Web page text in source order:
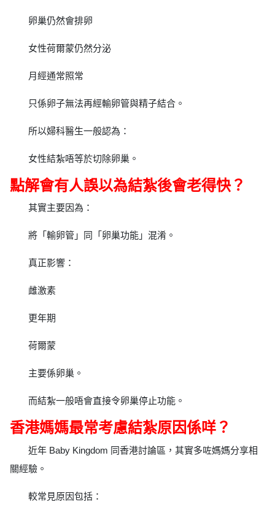
卵巢仍然會排卵
女性荷爾蒙仍然分泌
月經通常照常
只係卵子無法再經輸卵管與精子結合。
所以婦科醫生一般認為：
女性結紮唔等於切除卵巢。
點解會有人誤以為結紮後會老得快？
其實主要因為：
將「輸卵管」同「卵巢功能」混淆。
真正影響：
雌激素
更年期
荷爾蒙
主要係卵巢。
而結紮一般唔會直接令卵巢停止功能。
香港媽媽最常考慮結紮原因係咩？
近年 Baby Kingdom 同香港討論區，其實多咗媽媽分享相
關經驗。
較常見原因包括：